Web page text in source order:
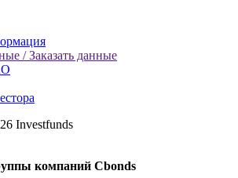
/ Заказать данные
Investfunds
компаний Cbonds